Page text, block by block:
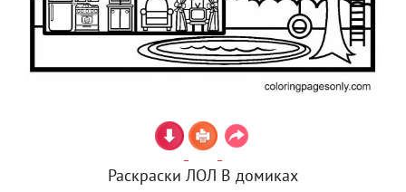
Раскраски ЛОЛ В домиках